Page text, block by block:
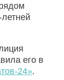
его в
24».